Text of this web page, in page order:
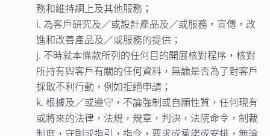
務和維持網上及其他服務；
i. 為客戶研究及／或設計產品及／或服務，宣傳，改
進和改善產品及／或服務的提供；
j. 不時就本條款所列的任何目的開展核對程序，核對
所持有與客戶有關的任何資料，無論是否為了對客戶
採取不利行動，例如拒絕申請；
k. 根據及／或遵守，不論強制或自願性質，任何現有
或將來的法律，法規，規章，判決，法院命令，制裁
制度，守則或指引，指令，要求或承諾或安排，無論